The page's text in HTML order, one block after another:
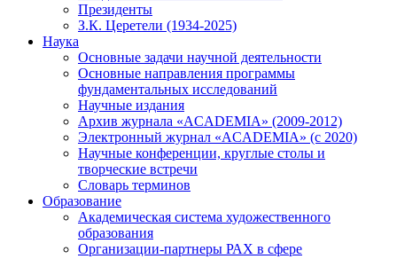
Президенты
З.К. Церетели (1934-2025)
Наука
Основные задачи научной деятельности
Основные направления программы
фундаментальных исследований
Научные издания
Архив журнала «ACADEMIA» (2009-2012)
Электронный журнал «ACADEMIA» (с 2020)
Научные конференции, круглые столы и
творческие встречи
Словарь терминов
Образование
Академическая система художественного
образования
Организации-партнеры РАХ в сфере